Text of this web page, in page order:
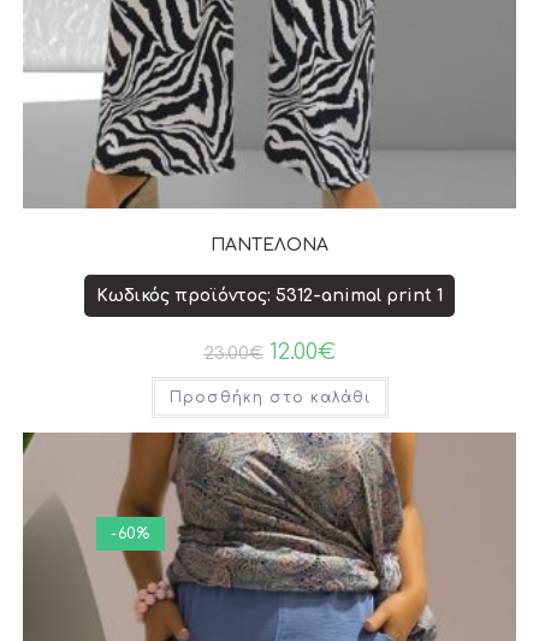
ΠΑΝΤΕΛΟΝΑ
Κωδικός προϊόντος: 5312-animal print 1
23.00€ 12.00€
Προσθήκη στο καλάθι
-60%